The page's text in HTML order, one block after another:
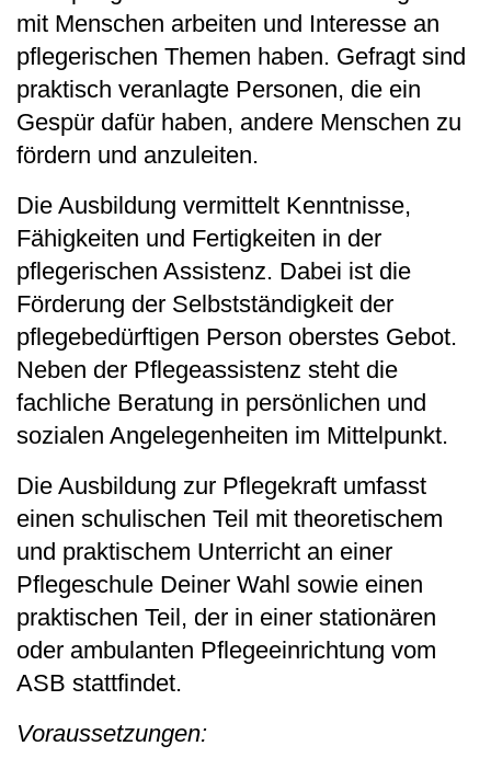
mit Menschen arbeiten und Interesse an
pflegerischen Themen haben. Gefragt sind
praktisch veranlagte Personen, die ein
Gespür dafür haben, andere Menschen zu
fördern und anzuleiten.
Die Ausbildung vermittelt Kenntnisse,
Fähigkeiten und Fertigkeiten in der
pflegerischen Assistenz. Dabei ist die
Förderung der Selbstständigkeit der
pflegebedürftigen Person oberstes Gebot.
Neben der Pflegeassistenz steht die
fachliche Beratung in persönlichen und
sozialen Angelegenheiten im Mittelpunkt.
Die Ausbildung zur Pflegekraft umfasst
einen schulischen Teil mit theoretischem
und praktischem Unterricht an einer
Pflegeschule Deiner Wahl sowie einen
praktischen Teil, der in einer stationären
oder ambulanten Pflegeeinrichtung vom
ASB stattfindet.
Voraussetzungen: